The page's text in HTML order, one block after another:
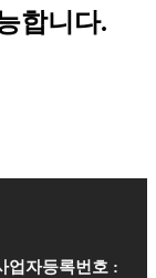
합니다.
업자등록번호 :